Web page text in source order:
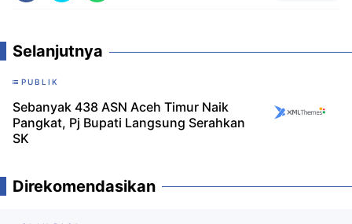
Selanjutnya
PUBLIK
Sebanyak 438 ASN Aceh Timur Naik
Pangkat, Pj Bupati Langsung Serahkan
SK
Direkomendasikan